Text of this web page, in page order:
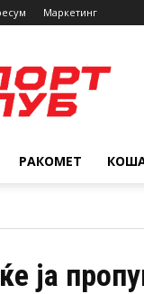
Маркетинг
РАКОМЕТ
ја